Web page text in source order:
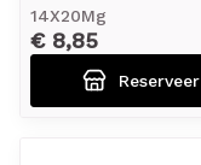
14X20Mg
€ 8,85
Reserveer